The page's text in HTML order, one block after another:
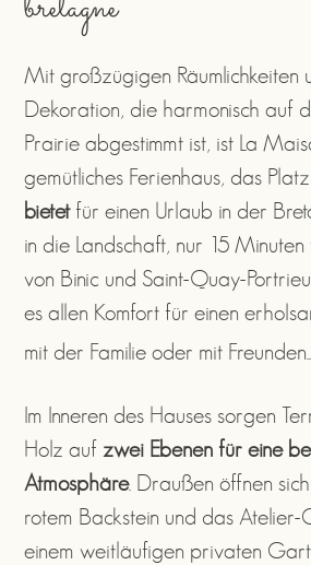
Mit großzügigen Räumlichkeiten
Dekoration, die harmonisch auf
Prairie abgestimmt ist, ist La
gemütliches Ferienhaus, das
bietetfür einen Urlaub in der
in die Landschaft, nur 15
von Binic und Saint-Quay-
es allen Komfort für einen
mit der Familie oder mit
Im Inneren des Hauses sorgen
Holz aufzwei Ebenen für eine
Atmosphäre. Draußen öffnen
rotem Backstein und das Atelier-
einem weitläufigen privaten